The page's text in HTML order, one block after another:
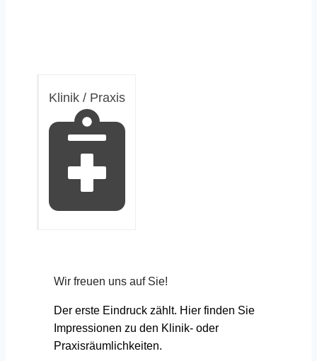
Klinik / Praxis
Wir freuen uns auf Sie!
Der erste Eindruck zählt. Hier finden Sie
Impressionen zu den Klinik- oder
Praxisräumlichkeiten.